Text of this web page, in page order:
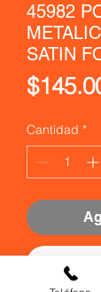
45982
SATIN
Cantidad *